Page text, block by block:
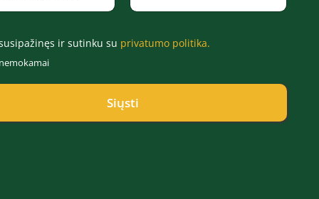
ir sutinku su privatumo politika.
Siųsti